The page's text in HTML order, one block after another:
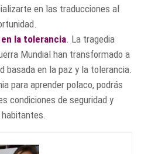
en las traducciones al
en la tolerancia. La tragedia
Mundial han transformado a
basada en la paz y la tolerancia.
para aprender polaco, podrás
condiciones de seguridad y